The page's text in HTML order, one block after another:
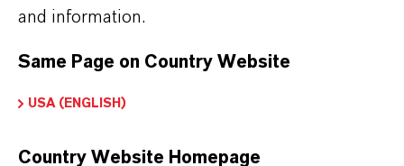
IM MITTELPUNKT STEHEN SIE: UNSERE
Partner für Ihr Unternehmen ist
and information.
Same Page on Country Website
USA (ENGLISH)
Country Website Homepage